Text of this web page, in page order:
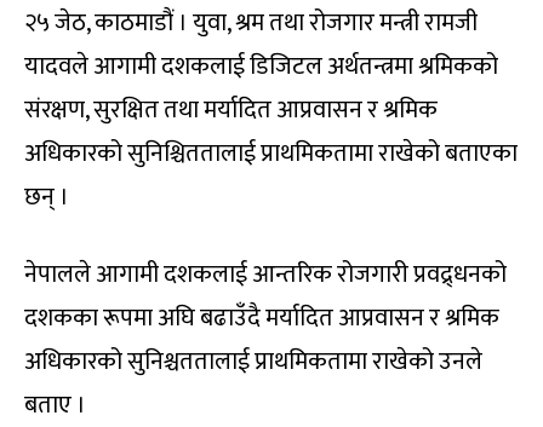
२५ जेठ, काठमाडौं । युवा, श्रम तथा रोजगार मन्त्री रामजी
यादवले आगामी दशकलाई डिजिटल अर्थतन्त्रमा श्रमिकको
संरक्षण, सुरक्षित तथा मर्यादित आप्रवासन र श्रमिक
अधिकारको सुनिश्चिततालाई प्राथमिकतामा राखेको बताएका
छन् ।
नेपालले आगामी दशकलाई आन्तरिक रोजगारी प्रवद्र्धनको
दशकका रूपमा अघि बढाउँदै मर्यादित आप्रवासन र श्रमिक
अधिकारको सुनिश्चततालाई प्राथमिकतामा राखेको उनले
बताए ।